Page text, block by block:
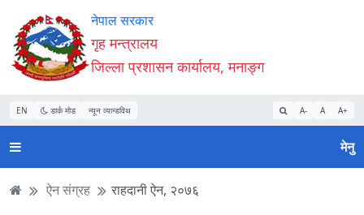
Accessibility
Mode
सुरु
गर्नुहोस्
सामाग्री
पढ्नुहाेस्
नेभिगेसन
पढ्नुहाेस्
वेबसाइट
खोजमा
जानुहोस्
नेपाल सरकार
गृह मन्त्रालय
जिल्ला प्रशासन कार्यालय, मनाङ्ग
EN डार्क मोड न्यून व्यान्डविथ A- A A+
मेनु
ऐन संग्रह राहदानी ऐन, २०७६